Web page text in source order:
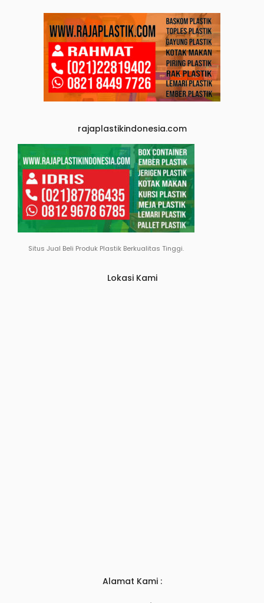
rajaplastikindonesia.com
Situs Jual Beli Produk Plastik Berkualitas Tinggi.
Lokasi Kami
Alamat Kami :